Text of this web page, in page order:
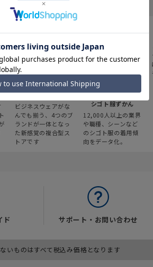
スーツスクエア
ビジネスウェアがな
んでも揃う、4つのブ
ランドが一体となっ
た新感覚の複合型ス
トアです
みんなの
シゴト服ずかん
12,000人以上の業界
や職種、シーンなど
のシゴト服の着用傾
向をデータ化。
ド サポート・お問い合わせ
いものはすべて税込み価格となります